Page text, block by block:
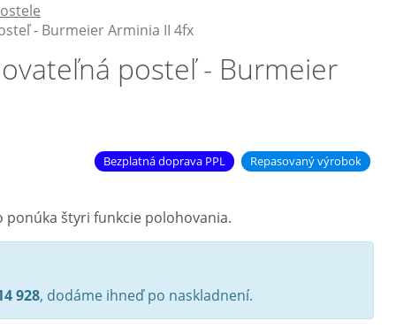
- Burmeier Arminia II 4fx
posteľ - Burmeier
Bezplatná doprava PPL Repasovaný výrobok
ponúka štyri funkcie polohovania.
928, dodáme ihneď po naskladnení.